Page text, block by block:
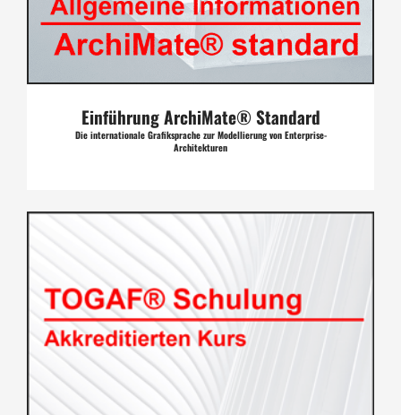
Einführung ArchiMate® Standard
Die internationale Grafiksprache zur Modellierung von Enterprise-
Architekturen